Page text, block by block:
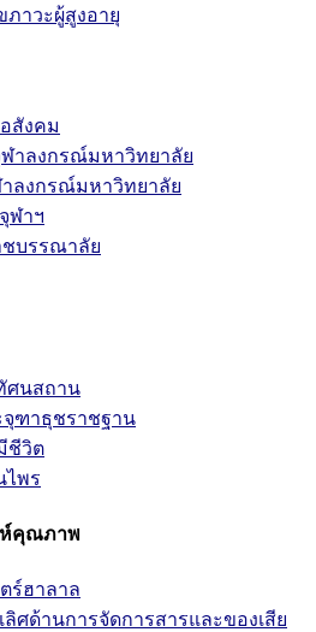
ภาวะผู้สูงอายุ
สังคม
าลงกรณ์มหาวิทยาลัย
ลงกรณ์มหาวิทยาลัย
ฬาฯ
บรรณาลัย
นสถาน
ฑาธุชราชฐาน
ชีวิต
พร
ห์คุณภาพ
ร์ฮาลาล
ลิศด้านการจัดการสารและของเสีย